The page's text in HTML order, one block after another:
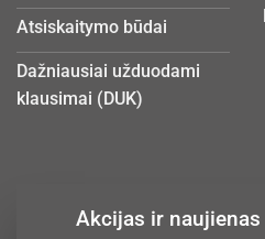
Atsiskaitymo būdai
Dažniausiai užduodami
klausimai (DUK)
Akcijas ir